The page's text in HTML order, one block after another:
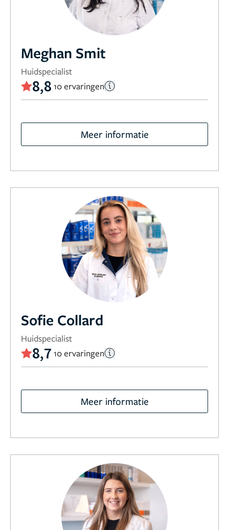
Meghan Smit
Huidspecialist
8,8 10 ervaringen
Meer informatie
Sofie Collard
Huidspecialist
8,7 10 ervaringen
Meer informatie